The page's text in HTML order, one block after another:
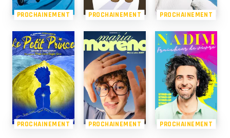
PROCHAINEMENT PROCHAINEMENT PROCHAINEMENT
PROCHAINEMENT PROCHAINEMENT PROCHAINEMENT